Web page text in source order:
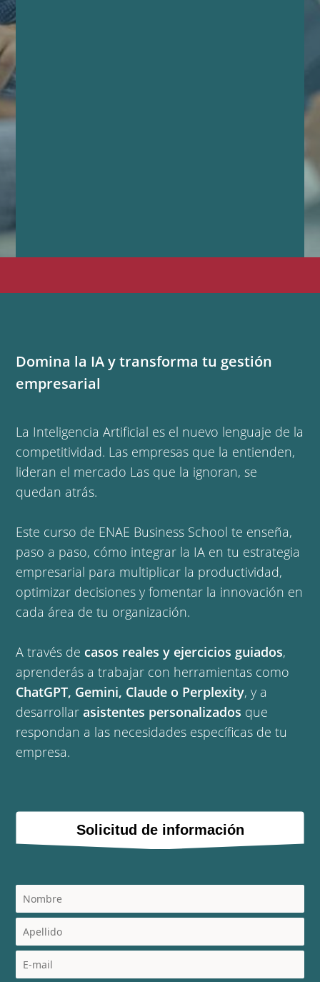
Domina la IA y transforma tu gestión
empresarial
La Inteligencia Artificial es el nuevo lenguaje de la
competitividad. Las empresas que la entienden,
lideran el mercado Las que la ignoran, se
quedan atrás.
Este curso de ENAE Business School te enseña,
paso a paso, cómo integrar la IA en tu estrategia
empresarial para multiplicar la productividad,
optimizar decisiones y fomentar la innovación en
cada área de tu organización.
A través de casos reales y ejercicios guiados,
aprenderás a trabajar con herramientas como
ChatGPT, Gemini, Claude o Perplexity, y a
desarrollarasistentes personalizados que
respondan a las necesidades específicas de tu
empresa.
Solicitud de información